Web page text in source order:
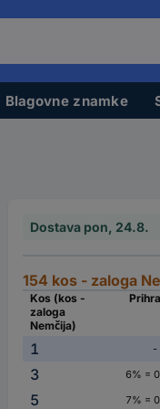
Blagovne znamke
Dostava pon, 24.8.
154 kos - zaloga
Kos (kos -
zaloga
Nemčija)
1 -
3
6% =
5
7% =